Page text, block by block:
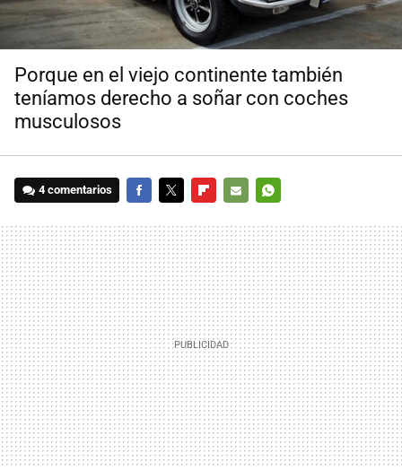
Porque en el viejo continente también
teníamos derecho a soñar con coches
musculosos
4 comentarios
MAIL